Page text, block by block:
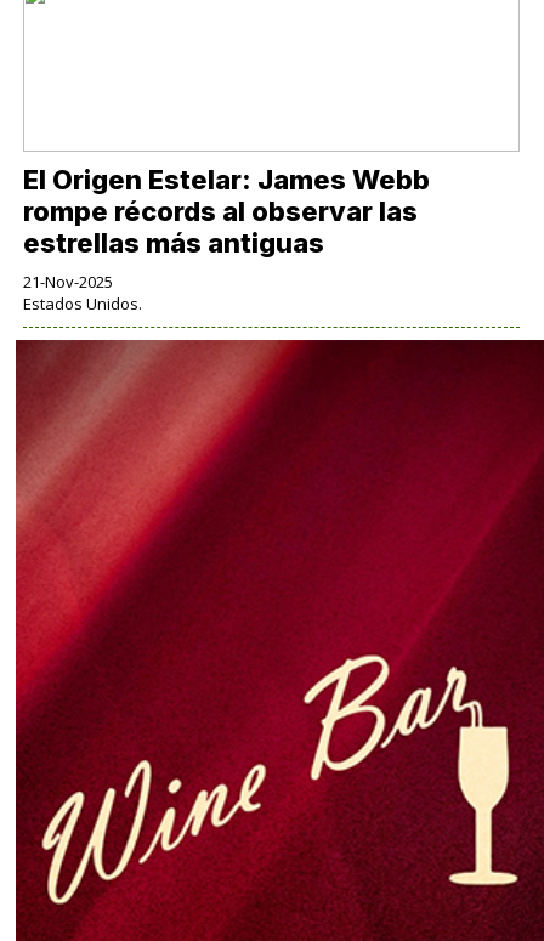
El Origen Estelar: James Webb
rompe récords al observar las
estrellas más antiguas
21-Nov-2025
Estados Unidos.